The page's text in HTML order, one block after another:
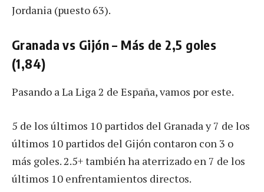
Jordania (puesto 63).
Granada vs Gijón – Más de 2,5 goles
(1,84)
Pasando a La Liga 2 de España, vamos por este.
5 de los últimos 10 partidos del Granada y 7 de los
últimos 10 partidos del Gijón contaron con 3 o
más goles. 2.5+ también ha aterrizado en 7 de los
últimos 10 enfrentamientos directos.